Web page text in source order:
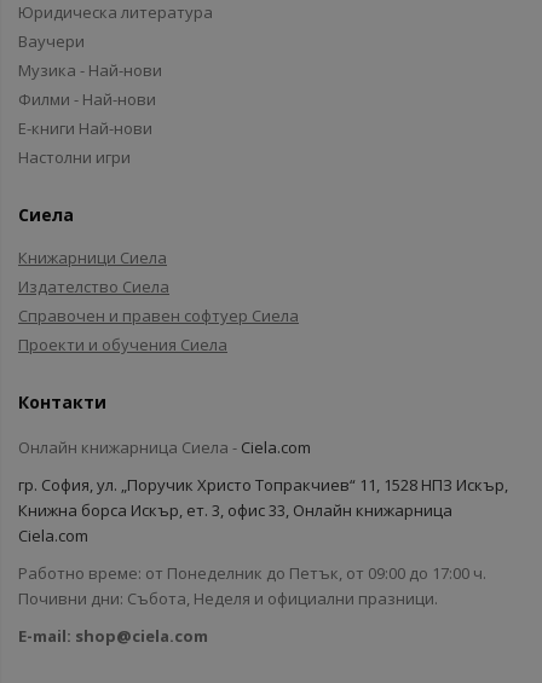
Юридическа литература
Ваучери
Музика - Най-нови
Филми - Най-нови
Е-книги Най-нови
Настолни игри
Сиела
Книжарници Сиела
Издателство Сиела
Справочен и правен софтуер Сиела
Проекти и обучения Сиела
Контакти
Онлайн книжарница Сиела - Ciela.com
гр. София, ул. „Поручик Христо Топракчиев“ 11, 1528 НПЗ Искър,
Книжна борса Искър, ет. 3, офис 33, Онлайн книжарница
Ciela.com
Работно време: от Понеделник до Петък, от 09:00 до 17:00 ч.
Почивни дни: Събота, Неделя и официални празници.
E-mail: shop@ciela.com